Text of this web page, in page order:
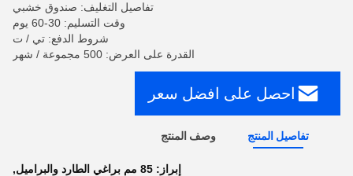
تفاصيل التغليف: صندوق خشبي
وقت التسليم: 30-60 يوم
شروط الدفع: تي / ت
القدرة على العرض: 500 مجموعة / شهر
احصل على افضل سعر
تفاصيل المنتج وصف المنتج
إبراز: 85 مم براغي الطارد والبراميل
,